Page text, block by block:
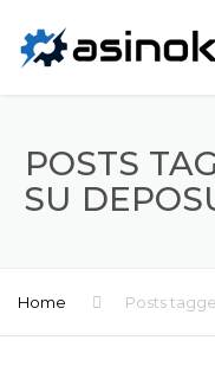
POSTS
SU
Home Posts